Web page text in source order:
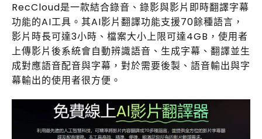
RecCloud是一款結合錄音、錄影與影片即時翻譯字幕
功能的AI工具。其AI影片翻譯功能支援70餘種語言，
影片時長可達3小時、檔案大小上限可達4GB，使用者
上傳影片後系統會自動辨識語音、生成字幕、翻譯並生
成對應語音配音與字幕，對於需要後製、語音輸出與字
幕輸出的使用者很方便。